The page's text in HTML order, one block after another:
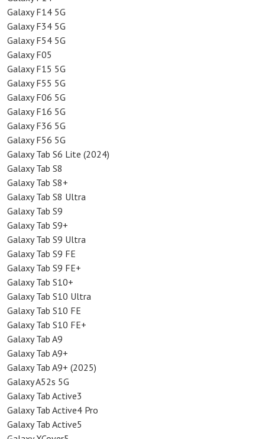
Galaxy F14 5G
Galaxy F34 5G
Galaxy F54 5G
Galaxy F05
Galaxy F15 5G
Galaxy F55 5G
Galaxy F06 5G
Galaxy F16 5G
Galaxy F36 5G
Galaxy F56 5G
Galaxy Tab S6 Lite (2024)
Galaxy Tab S8
Galaxy Tab S8+
Galaxy Tab S8 Ultra
Galaxy Tab S9
Galaxy Tab S9+
Galaxy Tab S9 Ultra
Galaxy Tab S9 FE
Galaxy Tab S9 FE+
Galaxy Tab S10+
Galaxy Tab S10 Ultra
Galaxy Tab S10 FE
Galaxy Tab S10 FE+
Galaxy Tab A9
Galaxy Tab A9+
Galaxy Tab A9+ (2025)
Galaxy A52s 5G
Galaxy Tab Active3
Galaxy Tab Active4 Pro
Galaxy Tab Active5